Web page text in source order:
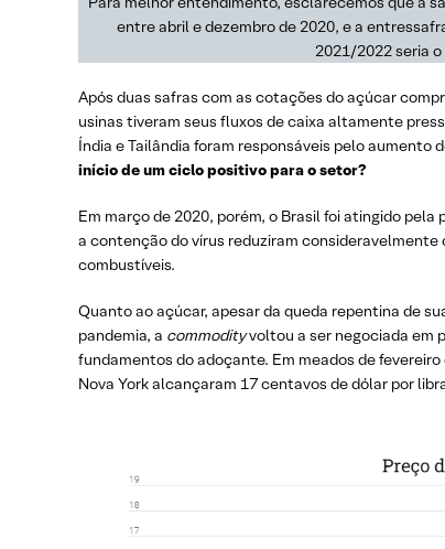
entre abril e dezembro de 2020, e a
2021/2022 seria
Após duas safras com as cotações do açúcar
usinas tiveram seus fluxos de caixa altamente
Índia e Tailândia foram responsáveis pelo
início de um ciclo positivo para o setor?
Em março de 2020, porém, o Brasil foi atingido
a contenção do vírus reduziram
combustíveis.
Quanto ao açúcar, apesar da queda repentina de
pandemia, a commodityvoltou a ser negociada em
fundamentos do adoçante. Em meados de
Nova York alcançaram 17 centavos de dólar por